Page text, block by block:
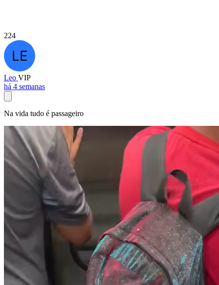
224
Leo VIP
há 4 semanas
Na vida tudo é passageiro